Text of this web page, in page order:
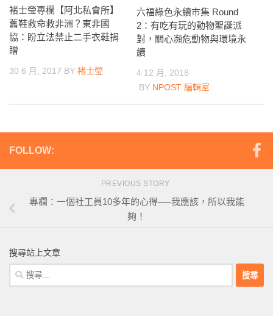
褚士瑩專欄【阿北私會所】
舊鞋救命救非洲？東非國
協：盼立法禁止二手衣鞋捐
贈
30 6 月, 2017 BY 褚士瑩
六福綠色永續市集 Round
2：有吃有玩的動物聖誕派
對，關心瀕危動物與環境永
續
4 12 月, 2018
BY NPOST 編輯室
FOLLOW:
PREVIOUS STORY
專欄：一個社工員10多年的心得──我應該，所以我能
夠！
搜尋站上文章
搜
尋